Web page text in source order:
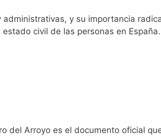
y su importancia
civil de las personas en España.
del Arroyo es el documento oficial